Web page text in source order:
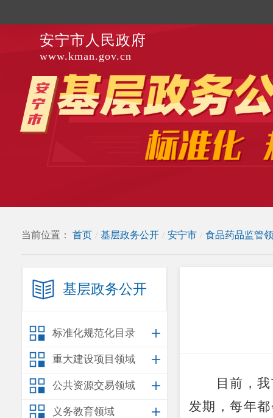
安宁市人民政府
www.kman.gov.cn
当前位置： 首页 / 基层政务公开 / 安宁市 / 食品药品监管
基层政务公开
标准化规范化目录
重大建设项目领域
公共资源交易领域
义务教育领域
目前，
发期，每年